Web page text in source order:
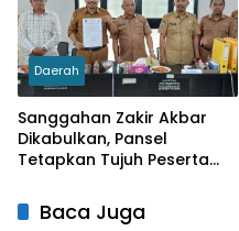
Daerah
Sanggahan Zakir Akbar
Dikabulkan, Pansel
Tetapkan Tujuh Peserta
Wai Tipalayo
Baca Juga